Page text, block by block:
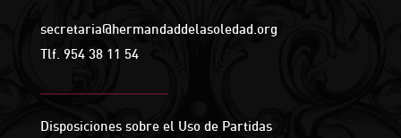
secretaria@hermandaddelasoledad.org
Tlf. 954 38 11 54
Disposiciones sobre el Uso de Partidas